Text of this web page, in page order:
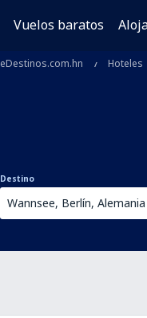
Vuelos baratos
eDestinos.com.hn Hoteles
Destino